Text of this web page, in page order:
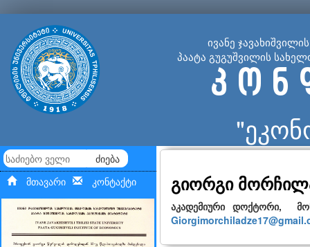
ივანე
პაატა გუგუშვილის
კ ო ნ
ძიება
მთავარი კონტაქტი გიორგი
აკადემიური დოქტორი,